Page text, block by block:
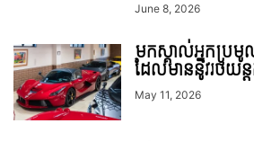
June 8, 2026
មកស្គាល់អ្នកប្រ
ដែលមាននូវរថយន្
May 11, 2026